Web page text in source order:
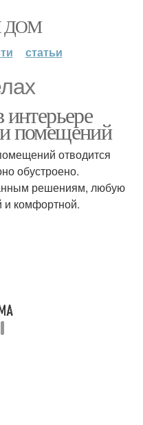
статьи
интерьере
помещений
отводится
обустроено.
решениям, любую
и комфортной.